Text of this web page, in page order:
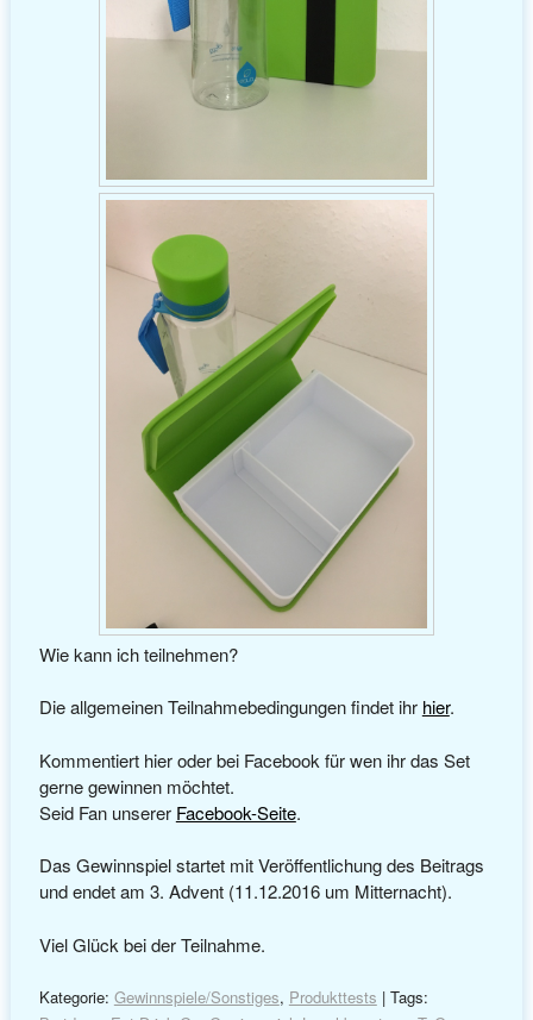
Wie kann ich teilnehmen?
Die allgemeinen Teilnahmebedingungen findet ihr hier.
Kommentiert hier oder bei Facebook für wen ihr das Set
gerne gewinnen möchtet.
Seid Fan unserer Facebook-Seite.
Das Gewinnspiel startet mit Veröffentlichung des Beitrags
und endet am 3. Advent (11.12.2016 um Mitternacht).
Viel Glück bei der Teilnahme.
Kategorie: Gewinnspiele/Sonstiges, Produkttests | Tags: